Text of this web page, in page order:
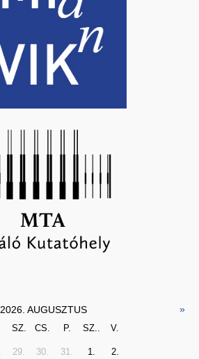
2026. AUGUSZTUS »
SZ. CS. P. SZ.. V.
29. 30. 31. 1. 2.